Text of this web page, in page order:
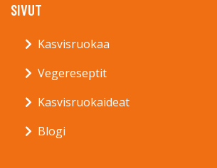
SIVUT
Kasvisruokaa
Vegereseptit
Kasvisruokaideat
Blogi